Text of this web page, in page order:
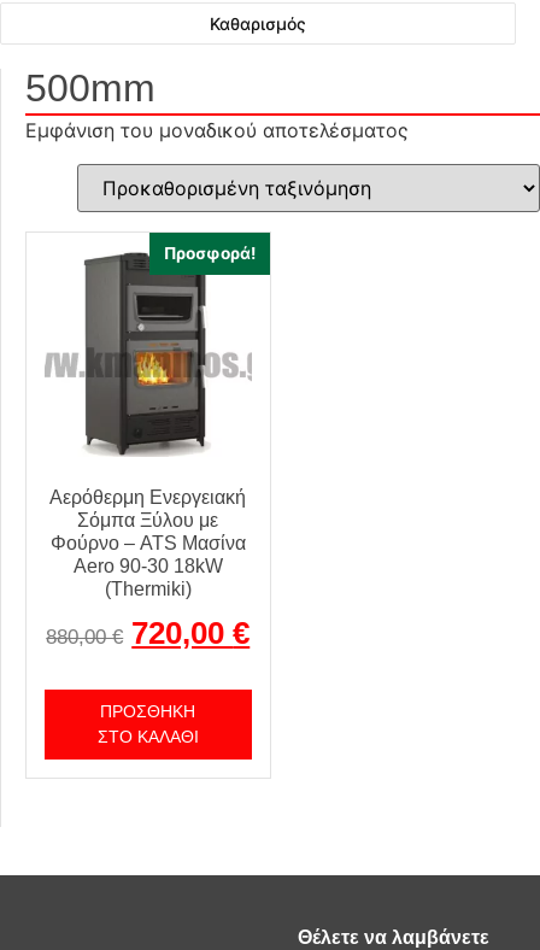
Καθαρισμός
500mm
Εμφάνιση του μοναδικού αποτελέσματος
Προσφορά!
Αερόθερμη Ενεργειακή
Σόμπα Ξύλου με
Φούρνο – ATS Μασίνα
Aero 90-30 18kW
(Thermiki)
880,00€ 720,00€
ΠΡΟΣΘΉΚΗ
ΣΤΟ ΚΑΛΆΘΙ
Θέλετε να λαμβάνετε